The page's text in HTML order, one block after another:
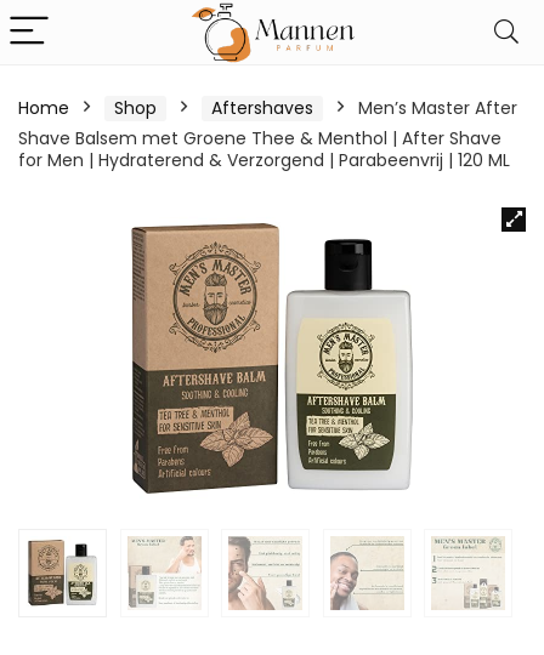
Home Shop Aftershaves
Men’s Master After
Shave Balsem met Groene Thee & Menthol | After Shave
for Men | Hydraterend & Verzorgend | Parabeenvrij | 120 ML